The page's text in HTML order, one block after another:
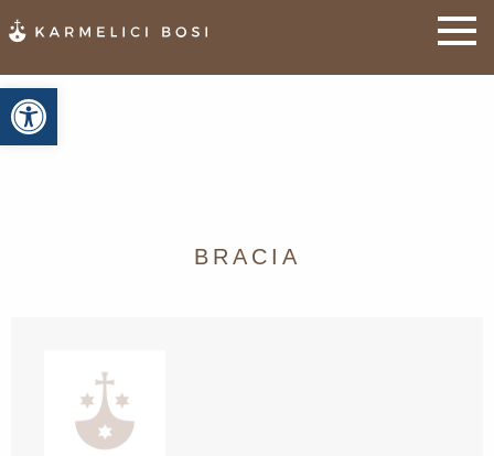
Otwórz pasek narzędzi
BRACIA